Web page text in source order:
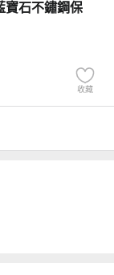
寶石不鏽鋼保
收藏